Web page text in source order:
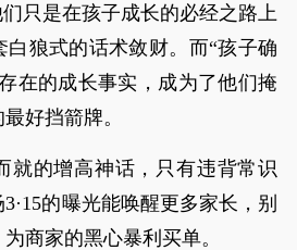
只是在孩子成长的必经之路上
狼式的话术敛财。而“孩子确
在的成长事实，成为了他们掩
好挡箭牌。
就的增高神话，只有违背常识
的曝光能唤醒更多家长，别
商家的黑心暴利买单。